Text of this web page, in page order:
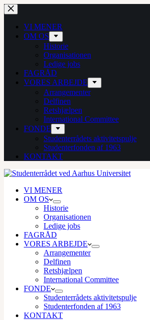
Fortsæt
til
indholdVI MENER
OM OS
Historie
Organisationen
Ledige jobs
FAGRÅD
VORES ARBEJDE
Arrangementer
Delfinen
Retshjælpen
International Committee
FONDE
Studenterrådets aktivitetspulje
Studenterfonden af 1963
KONTAKT
VI MENER
OM OS
Historie
Organisationen
Ledige jobs
FAGRÅD
VORES ARBEJDE
Arrangementer
Delfinen
Retshjælpen
International Committee
FONDE
Studenterrådets aktivitetspulje
Studenterfonden af 1963
KONTAKT